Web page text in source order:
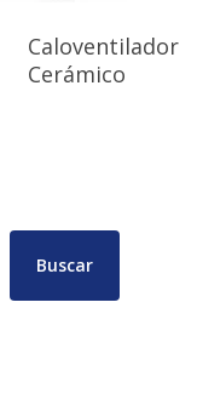
Caloventilador
Cerámico
Buscar